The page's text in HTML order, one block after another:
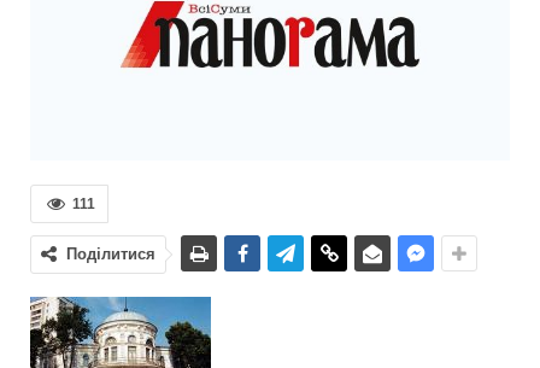
111
Поділитися